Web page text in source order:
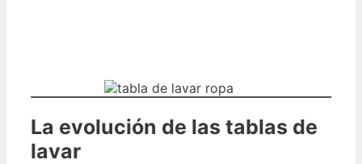
La evolución de las tablas de
lavar